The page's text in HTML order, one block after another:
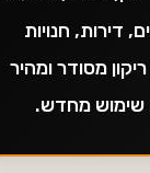
דירות, חנויות
מסודר ומהיר
שימוש מחדש.